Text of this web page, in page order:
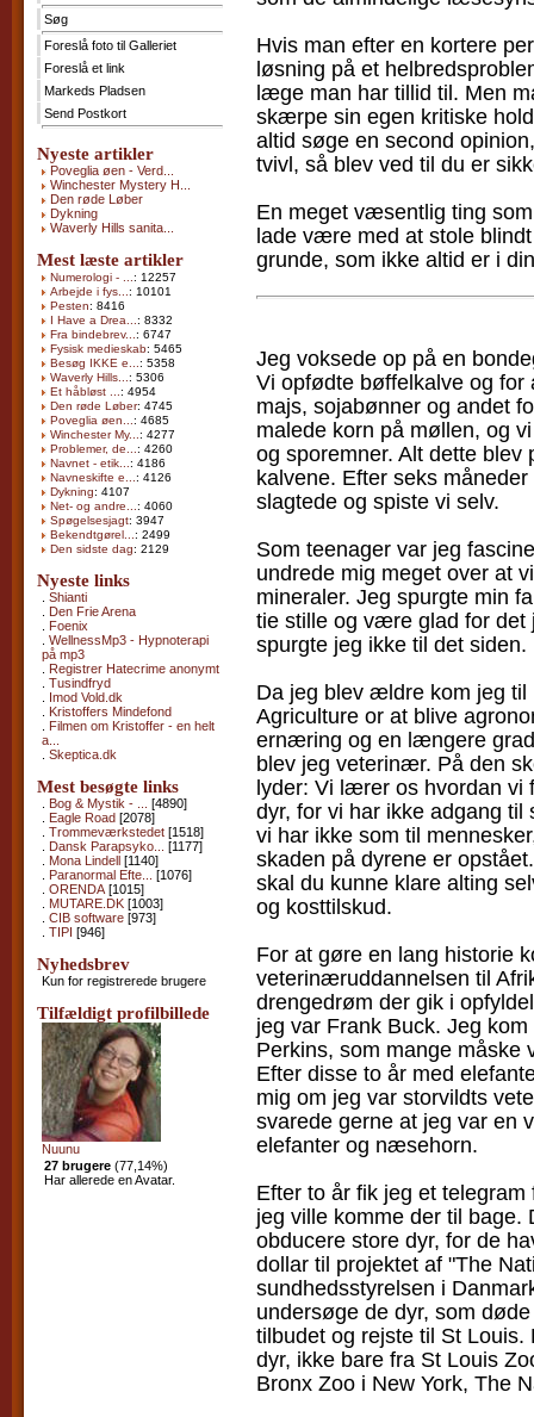
Søg
Foreslå foto til Galleriet
Foreslå et link
Markeds Pladsen
Send Postkort
Nyeste artikler
Poveglia øen - Verd...
Winchester Mystery H...
Den røde Løber
Dykning
Waverly Hills sanita...
Mest læste artikler
Numerologi - ... : 12257
Arbejde i fys... : 10101
Pesten: 8416
I Have a Drea... : 8332
Fra bindebrev... : 6747
Fysisk medieskab: 5465
Besøg IKKE e... : 5358
Waverly Hills... : 5306
Et håbløst ... : 4954
Den røde Løber: 4745
Poveglia øen... : 4685
Winchester My... : 4277
Problemer, de... : 4260
Navnet - etik... : 4186
Navneskifte e... : 4126
Dykning: 4107
Net- og andre... : 4060
Spøgelsesjagt: 3947
Bekendtgørel... : 2499
Den sidste dag: 2129
Nyeste links
Shianti
Den Frie Arena
Foenix
WellnessMp3 - Hypnoterapi
på mp3
Registrer Hatecrime anonymt
Tusindfryd
Imod Vold.dk
Kristoffers Mindefond
Filmen om Kristoffer - en helt
a...
Skeptica.dk
Mest besøgte links
Bog & Mystik - ...
[4890]
Eagle Road [2078]
Trommeværkstedet [1518]
Dansk Parapsyko...
[1177]
Mona Lindell [1140]
Paranormal Efte...
[1076]
ORENDA [1015]
MUTARE.DK [1003]
CIB software [973]
TIPI [946]
Nyhedsbrev
Kun for registrerede brugere
Tilfældigt profilbillede
Nuunu
27 brugere (77,14%)
Har allerede en Avatar.
Hvis man efter en kortere
løsning på et
læge man har tillid til. Men
skærpe sin egen kritiske
altid søge en second
tvivl, så blev ved til du er
En meget væsentlig ting
lade være med at stole
grunde, som ikke altid er i
Jeg voksede op på en
Vi opfødte bøffelkalve og
majs, sojabønner og andet
malede korn på møllen, og
og sporemner. Alt dette blev
kalvene. Efter seks
slagtede og spiste vi selv.
Som teenager var jeg
undrede mig meget over at
mineraler. Jeg spurgte min
tie stille og være glad for det
spurgte jeg ikke til det siden.
Da jeg blev ældre kom jeg
Agriculture or at blive
ernæring og en længere
blev jeg veterinær. På den
lyder: Vi lærer os hvordan vi
dyr, for vi har ikke adgang
vi har ikke som til
skaden på dyrene er
skal du kunne klare alting
og kosttilskud.
For at gøre en lang historie
veterinæruddannelsen til
drengedrøm der gik i
jeg var Frank Buck. Jeg
Perkins, som mange måske
Efter disse to år med
mig om jeg var storvildts
svarede gerne at jeg var en
elefanter og næsehorn.
Efter to år fik jeg et
jeg ville komme der til
obducere store dyr, for de
dollar til projektet af "The
sundhedsstyrelsen i
undersøge de dyr, som
tilbudet og rejste til St
dyr, ikke bare fra St Louis
Bronx Zoo i New York, The